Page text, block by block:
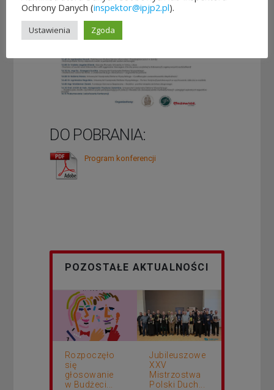
DO POBRANIA:
Program konferencji
POZOSTAŁE AKTUALNOŚCI
Rozpoczęło
się
głosowanie
w Budżeci...
Jubileuszowe
XXV
Mistrzostwa
Polski Duch...
Ochrony Danych (inspektor@ipjp2.pl).
Ustawienia Zgoda